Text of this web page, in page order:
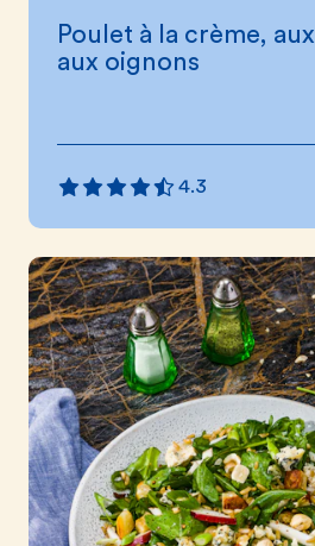
Poulet à la crème,
aux oignons
4.3